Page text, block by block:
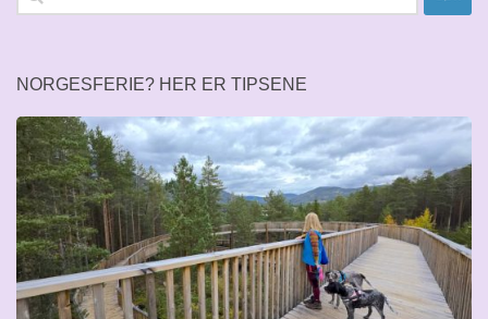
etter:
NORGESFERIE? HER ER TIPSENE